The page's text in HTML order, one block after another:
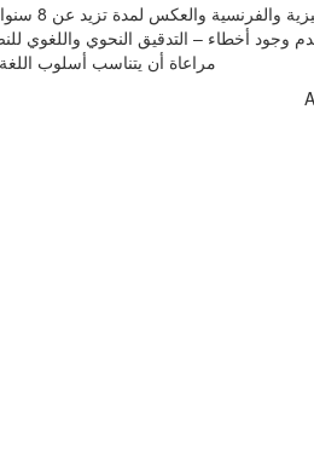
متخصص فى مجال الكتابة
وجود أخطاء – التدقيق النحوي واللغوي
مراعاة أن يتناسب أسلوب